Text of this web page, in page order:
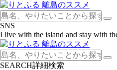
SNS
I live with the island and stay with
SEARCH詳細検索